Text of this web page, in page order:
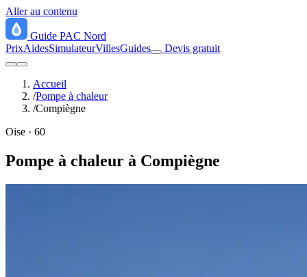
Aller au contenu
Guide PAC Nord
PrixAidesSimulateurVillesGuides Devis gratuit
Accueil
/Pompe à chaleur
/Compiègne
Oise · 60
Pompe à chaleur à Compiègne